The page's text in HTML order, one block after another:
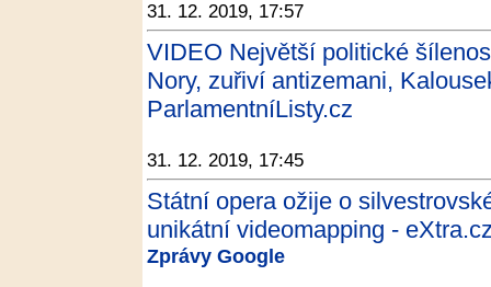
31. 12. 2019, 17:57
VIDEO Největší politické
Nory, zuřiví antizemani,
ParlamentníListy.cz
31. 12. 2019, 17:45
Státní opera ožije o
unikátní videomapping -
Zprávy Google